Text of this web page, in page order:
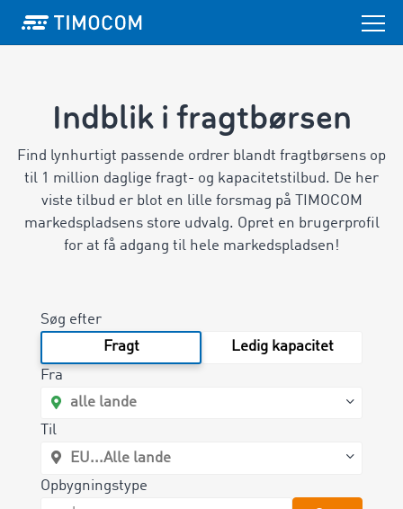
Indblik i fragtbørsen
Find lynhurtigt passende ordrer blandt fragtbørsens op
til 1 million daglige fragt- og kapacitetstilbud. De her
viste tilbud er blot en lille forsmag på TIMOCOM
markedspladsens store udvalg. Opret en brugerprofil
for at få adgang til hele markedspladsen!
Søg efter
Fragt
Ledig kapacitet
Fra
Til
Opbygningstype